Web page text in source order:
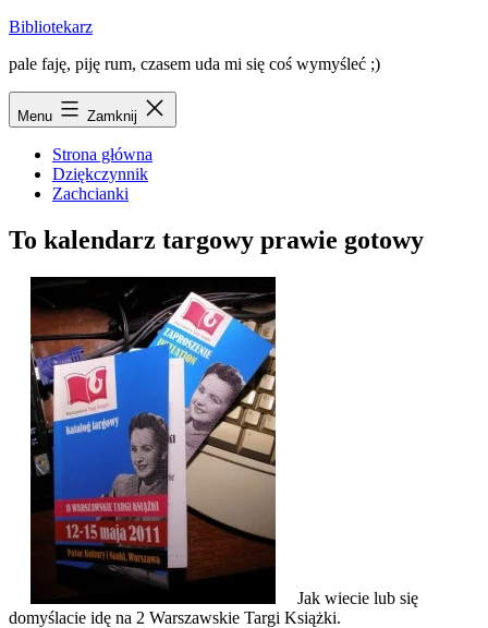
Przejdź
treści
Bibliotekarz
pale faję, piję rum, czasem uda mi się coś wymyśleć ;)
Menu Zamknij
Strona główna
Dziękczynnik
Zachcianki
To kalendarz targowy prawie gotowy
Jak wiecie lub się
domyślacie idę na 2 Warszawskie Targi Książki.